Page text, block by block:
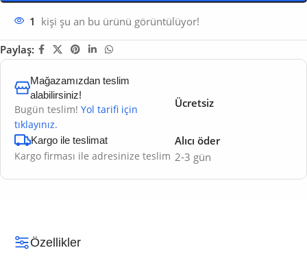
1 kişi şu an bu ürünü görüntülüyor!
Paylaş:
Mağazamızdan teslim
alabilirsiniz!
Bugün teslim! Yol tarifi için
tıklayınız.
Ücretsiz
Kargo ile teslimat
Kargo firması ile adresinize teslim 2-3 gün
Alıcı öder
Özellikler